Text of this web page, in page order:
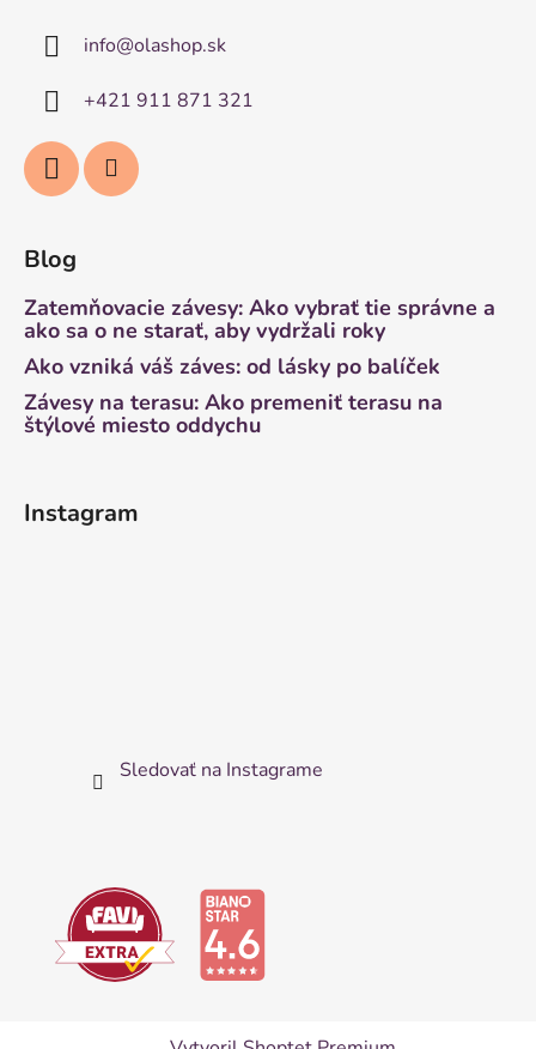
info@olashop.sk
+421 911 871 321
Blog
Zatemňovacie závesy: Ako vybrať tie správne a
ako sa o ne starať, aby vydržali roky
Ako vzniká váš záves: od lásky po balíček
Závesy na terasu: Ako premeniť terasu na
štýlové miesto oddychu
Instagram
Sledovať na Instagrame